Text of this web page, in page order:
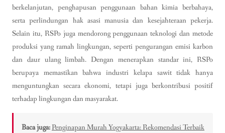
berkelanjutan, penghapusan penggunaan bahan kimia berbahaya,
serta perlindungan hak asasi manusia dan kesejahteraan pekerja.
Selain itu, RSPo juga mendorong penggunaan teknologi dan metode
produksi yang ramah lingkungan, seperti pengurangan emisi karbon
dan daur ulang limbah. Dengan menerapkan standar ini, RSPo
berupaya memastikan bahwa industri kelapa sawit tidak hanya
menguntungkan secara ekonomi, tetapi juga berkontribusi positif
terhadap lingkungan dan masyarakat.
Baca juga:Penginapan Murah Yogyakarta: Rekomendasi Terbaik